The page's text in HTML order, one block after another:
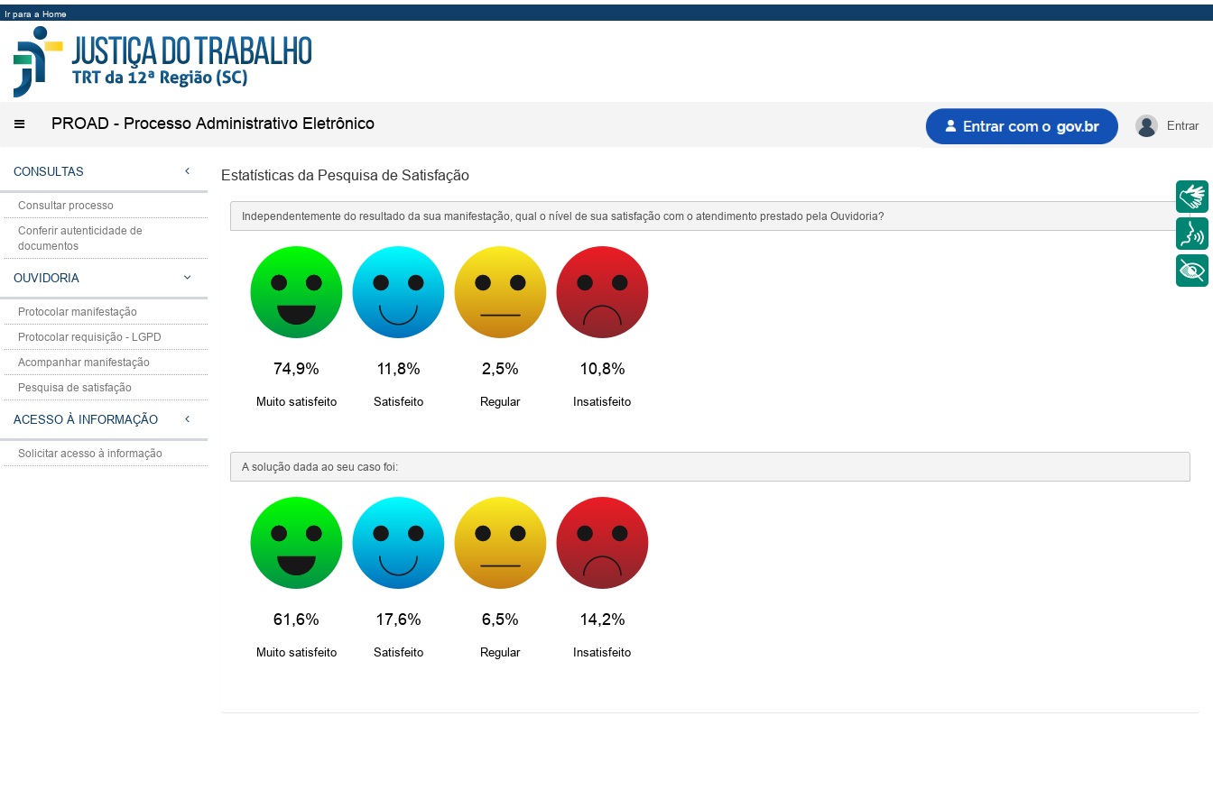
Ir para a Home
AlternarPROAD - Processo Administrativo Eletrônico Entrar
CONSULTAS
Consultar processo
Conferir autenticidade de
documentos
OUVIDORIA
Protocolar manifestação
Protocolar requisição - LGPD
Acompanhar manifestação
Pesquisa de satisfação
ACESSO À INFORMAÇÃO
Solicitar acesso à informação
Estatísticas da Pesquisa de Satisfação
Independentemente do resultado da sua manifestação, qual o nível de sua satisfação com o atendimento prestado pela Ouvidoria?
74,9%
Muito satisfeito
11,8%
Satisfeito
2,5%
Regular
10,8%
Insatisfeito
A solução dada ao seu caso foi:
61,6%
Muito satisfeito
17,6%
Satisfeito
6,5%
Regular
14,2%
Insatisfeito
Voz